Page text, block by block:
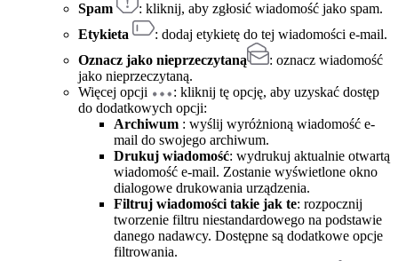
Spam
: kliknij, aby zgłosić wiadomość jako spam.
Etykieta
: dodaj etykietę do tej wiadomości e-mail.
Oznacz jako nieprzeczytaną
: oznacz wiadomość
jako nieprzeczytaną.
Więcej opcji
: kliknij tę opcję, aby uzyskać dostęp
do dodatkowych opcji:
Archiwum : wyślij wyróżnioną wiadomość e-
mail do swojego archiwum.
Drukuj wiadomość: wydrukuj aktualnie otwartą
wiadomość e-mail. Zostanie wyświetlone okno
dialogowe drukowania urządzenia.
Filtruj wiadomości takie jak te: rozpocznij
tworzenie filtru niestandardowego na podstawie
danego nadawcy. Dostępne są dodatkowe opcje
filtrowania.